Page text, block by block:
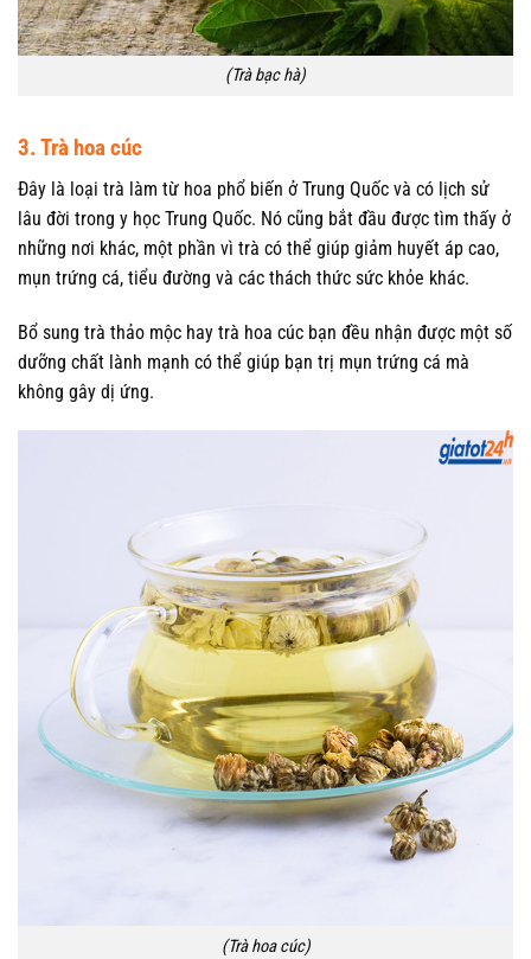
(Trà bạc hà)
3. Trà hoa cúc
Đây là loại trà làm từ hoa phổ biến ở Trung Quốc và có lịch sử
lâu đời trong y học Trung Quốc. Nó cũng bắt đầu được tìm thấy ở
những nơi khác, một phần vì trà có thể giúp giảm huyết áp cao,
mụn trứng cá, tiểu đường và các thách thức sức khỏe khác.
Bổ sung trà thảo mộc hay trà hoa cúc bạn đều nhận được một số
dưỡng chất lành mạnh có thể giúp bạn trị mụn trứng cá mà
không gây dị ứng.
(Trà hoa cúc)